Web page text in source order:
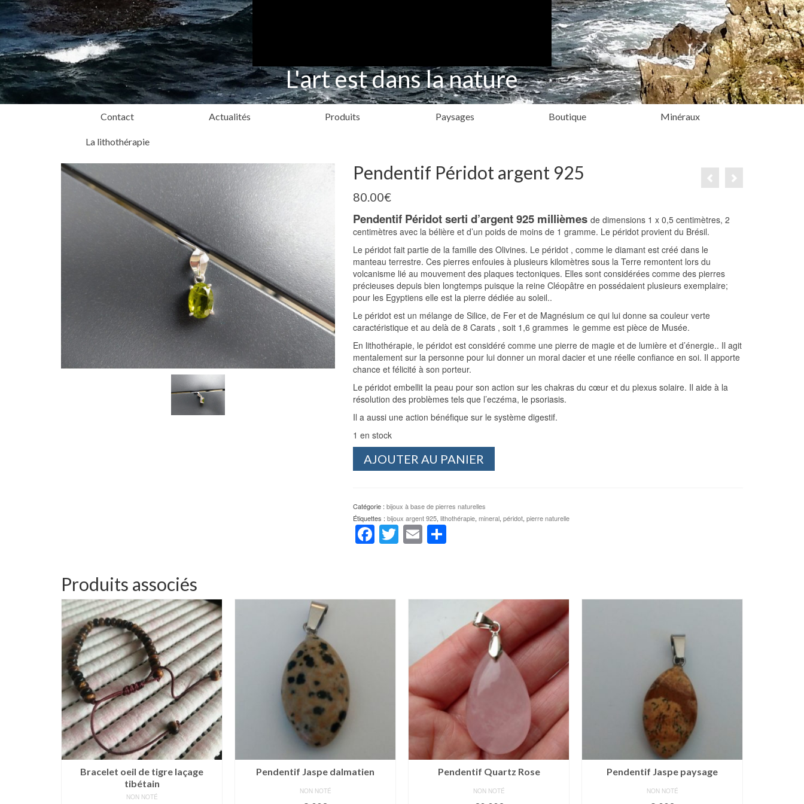
L'art est dans la nature
Contact Actualités Produits Paysages Boutique Minéraux
La lithothérapie
Pendentif Péridot argent 925
80.00€
Pendentif Péridot serti d’argent 925 millièmes de dimensions 1 x 0,5 centimètres, 2
centimètres avec la bélière et d’un poids de moins de 1 gramme. Le péridot provient du Brésil.
Le péridot fait partie de la famille des Olivines. Le péridot , comme le diamant est créé dans le
manteau terrestre. Ces pierres enfouies à plusieurs kilomètres sous la Terre remontent lors du
volcanisme lié au mouvement des plaques tectoniques. Elles sont considérées comme des pierres
précieuses depuis bien longtemps puisque la reine Cléopâtre en possédaient plusieurs exemplaire;
pour les Egyptiens elle est la pierre dédiée au soleil..
Le péridot est un mélange de Silice, de Fer et de Magnésium ce qui lui donne sa couleur verte
caractéristique et au delà de 8 Carats , soit 1,6 grammes le gemme est pièce de Musée.
En lithothérapie, le péridot est considéré comme une pierre de magie et de lumière et d’énergie.. Il agit
mentalement sur la personne pour lui donner un moral dacier et une réelle confiance en soi. Il apporte
chance et félicité à son porteur.
Le péridot embellit la peau pour son action sur les chakras du cœur et du plexus solaire. Il aide à la
résolution des problèmes tels que l’eczéma, le psoriasis.
Il a aussi une action bénéfique sur le système digestif.
1 en stock
quantité
925
AJOUTER AU PANIER
Catégorie : bijoux à base de pierres naturelles
Étiquettes : bijoux argent 925, lithothérapie, mineral, péridot, pierre naturelle
Facebook
Twitter
EmailPartager
Produits associés
Bracelet oeil de tigre laçage
tibétain
NON NOTÉ
Pendentif Jaspe dalmatien
NON NOTÉ
Pendentif Quartz Rose
NON NOTÉ
Pendentif Jaspe paysage
NON NOTÉ